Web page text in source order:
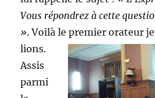
Vous répondrez à cette
». Voilà le premier orateur
lions.
Assis
parmi